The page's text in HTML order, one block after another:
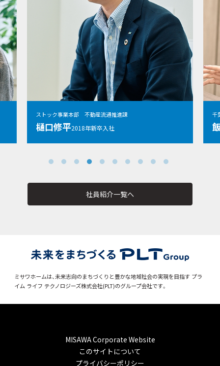
ストック事業本部 不動産流通推進課
樋口修平2018年新卒入社
千
社員紹介一覧へ
ミサワホームは、未来志向のまちづくりと豊かな地域社会の実現を目指す プラ
イム ライフ テクノロジーズ株式会社(PLT)のグループ会社です。
MISAWA Corporate Website
このサイトについて
プライバシーポリシー